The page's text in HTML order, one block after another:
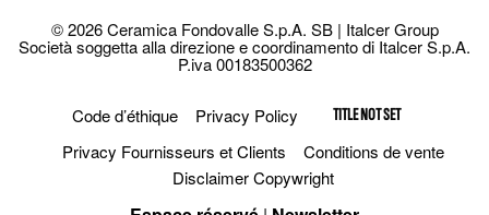
© 2026 Ceramica Fondovalle S.p.A. SB | Italcer Group
Società soggetta alla direzione e coordinamento di Italcer S.p.A.
P.iva 00183500362
Code d’éthique Privacy Policy TITLE NOT SET
Privacy Fournisseurs et Clients
Conditions de vente
Disclaimer Copywright